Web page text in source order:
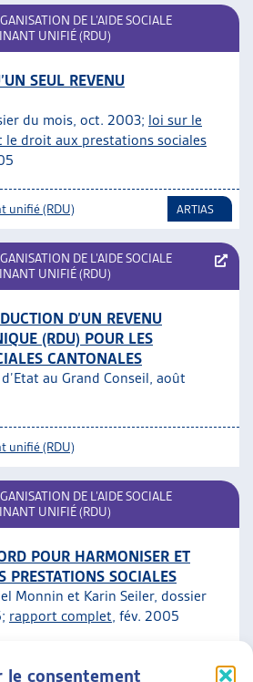
le consentement
DE L’AIDE SOCIALE
UNIFIÉ (RDU)
SEUL REVENU
du mois, oct. 2003; loi sur le
le droit aux prestations sociales
unifié (RDU) ARTIAS
DE L’AIDE SOCIALE
UNIFIÉ (RDU)
D’UN REVENU
(RDU) POUR LES
CANTONALES
au Grand Conseil, août
unifié (RDU)
DE L’AIDE SOCIALE
UNIFIÉ (RDU)
POUR HARMONISER ET
PRESTATIONS SOCIALES
Monnin et Karin Seiler, dossier
rapport complet, fév. 2005
(RDU)